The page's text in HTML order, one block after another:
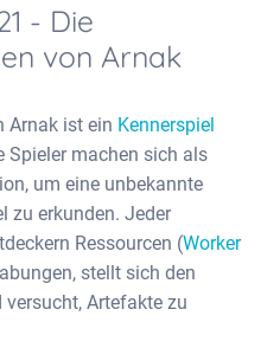
- Die
von Arnak
Arnak ist ein Kennerspiel
Spieler machen sich als
um eine unbekannte
zu erkunden. Jeder
Ressourcen (Worker
stellt sich den
Artefakte zu